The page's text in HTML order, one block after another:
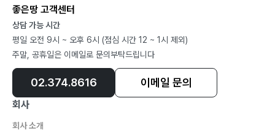
2. 하지장195
1) 신취팔법(神趣八法)195
2) 숙어200
3) 신원(身元)론209
4) 신수(身數)론229
제4장 명학적 물리(物理)
1. 명리(命理) 논리246
좋은땅 고객센터
상담 가능 시간
평일 오전 9시 ~ 오후 6시 (점심 시간 12 ~ 1시 제외)
주말, 공휴일은 이메일로 문의부탁드립니다
02.374.8616 이메일 문의
회사
회사 소개